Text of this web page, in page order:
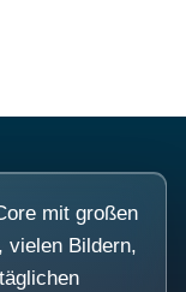
mit großen
vielen Bildern,